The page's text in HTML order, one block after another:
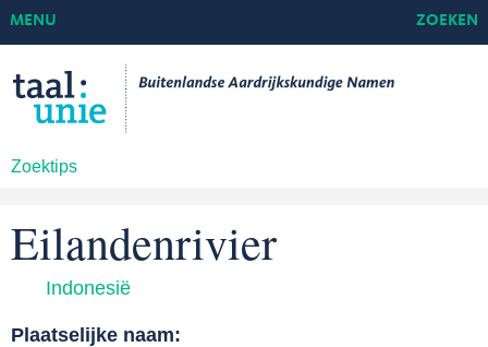
Zoektips
MENU ZOEKEN
Eilandenrivier
Indonesië
Plaatselijke naam: